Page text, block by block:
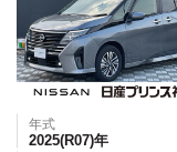
年式
2025(R07)年